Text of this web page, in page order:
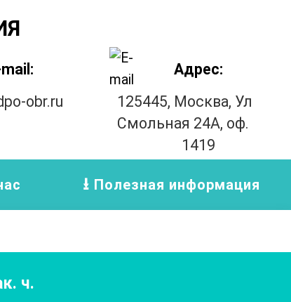
obr.ru
Адрес:
125445, Москва, Ул
Смольная 24А, оф.
1419
Полезная информация
ч.